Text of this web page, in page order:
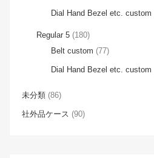
Dial Hand Bezel etc. custom
Regular 5 (180)
Belt custom (77)
Dial Hand Bezel etc. custom
未分類 (86)
社外品ケース (90)